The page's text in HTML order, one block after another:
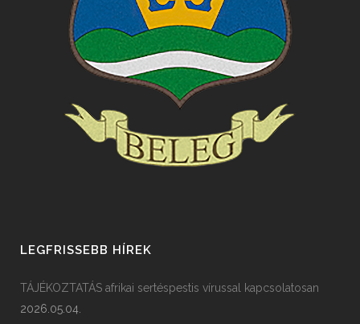
LEGFRISSEBB HÍREK
TÁJÉKOZTATÁS afrikai sertéspestis vírussal kapcsolatosan
2026.05.04.